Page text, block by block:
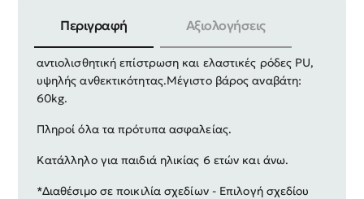
Περιγραφή Αξιολογήσεις
Παιδικό Skateboard με στιβαρή βάση με
αντιολισθητική επίστρωση και ελαστικές ρόδες PU,
υψηλής ανθεκτικότητας.Μέγιστο βάρος αναβάτη:
60kg.
Πληροί όλα τα πρότυπα ασφαλείας.
Κατάλληλο για παιδιά ηλικίας 6 ετών και άνω.
*Διαθέσιμο σε ποικιλία σχεδίων - Επιλογή σχεδίου